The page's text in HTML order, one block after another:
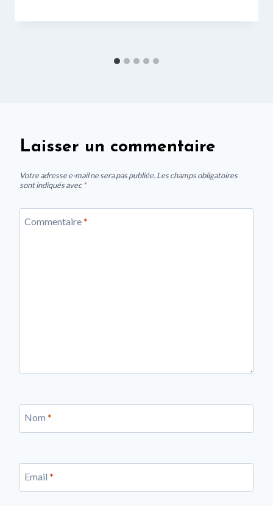
Laisser un commentaire
Votre adresse e-mail ne sera pas publiée.Les champs obligatoires
sont indiqués avec*
Commentaire*
Nom *
Email *